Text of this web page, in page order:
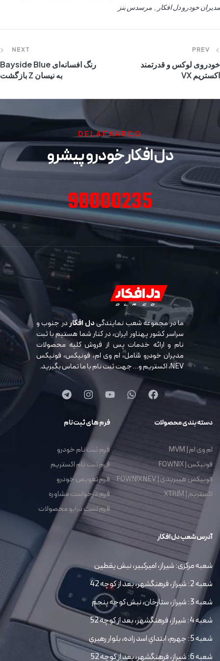
مدیران خودرو دل افکار
مرسدس بنز
PREV
خودروی لوکس و قدرتمند
اکستریم VX
NEXT
رنگ افسانه‌ای Bayside Blue
به نیسان Z بازگشت
DELAFKARCO
دل افکار خودرو پیشرو
90000235
ما در مجموعه شعب نمایندگیدل افکاردر جنوب و
سراسر کشور پهناور ایران، در کنار شما هستیم با ثبت
نام و ارائه خدمات پس از فروش کلیه محصولات
مدیران خودرو شامل، ام وی ام، فونیکس، فونیکس
NEV، اکستریم و… جهت ثبت نام با ما تماس بگیرید.
دسته بندی محصولات
ام وی ام | MVM
فونیکس | FOWNIX
فونیکس هیبریدی | FOWNIX NEV
اکستریم | XTRIM
فرم های ثبت نام
فرم ثبت نام خودرو
فرم ثبت نام اکستریم
فرم تعویض خودرو
فرم درخواست مشاوره
فرم تست درایو محصولات
آدرس شعب دل افکار
شعبه مرکزی: شیراز، امیرکبیر، نبش یقطین
شعبه 2: شیراز، فرهنگشهر، بعد از کوچه 42
شعبه 3: شیراز، ستارخان، نبش کوچه پنجم
شعبه 4: شیراز، فرهنگشهر، بعد از کوچه 52
شعبه 5: جهرم، ابتداي اسد زاده، بلوار رهبري
شعبه 6: شیراز، فرهنگشهر، بعد از کوچه 52